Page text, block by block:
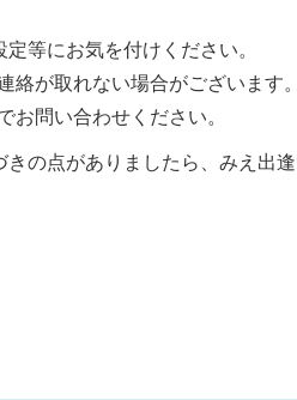
等にお気を付けください。
が取れない場合がございます。
問い合わせください。
の点がありましたら、みえ出